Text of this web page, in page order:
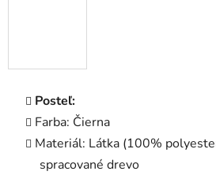
Posteľ:
Farba: Čierna
Materiál: Látka (100%
spracované drevo